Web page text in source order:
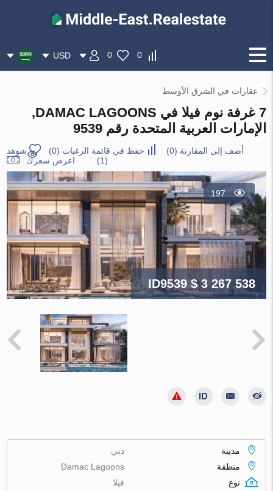
0
0
USD
عقارات في الشرق الأوسط
7 غرفة نوم فيلا في DAMAC LAGOONS,
الإمارات العربية المتحدة رقم 9539
أضف إلى المقارنة (
0
) حفظ في قائمة الرغبات (
0
)
شوهد
(1)
اعرض سعرك
197
ID9539$ 3 267 538
مدينة
دبي
منطقة
Damac Lagoons
نوع
فيلا